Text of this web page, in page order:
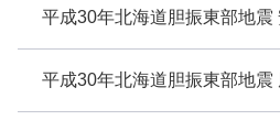
平成30年北海道胆振東部地震
平成30年北海道胆振東部地震